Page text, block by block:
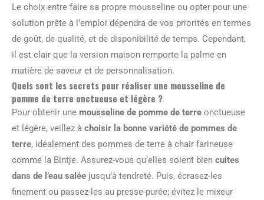
Le choix entre faire sa propre mousseline ou opter pour une
solution prête à l’emploi dépendra de vos priorités en termes
de goût, de qualité, et de disponibilité de temps. Cependant,
il est clair que la version maison remporte la palme en
matière de saveur et de personnalisation.
Quels sont les secrets pour réaliser une mousseline de
pomme de terre onctueuse et légère ?
Pour obtenir une mousseline de pomme de terre onctueuse
et légère, veillez à choisir la bonne variété de pommes de
terre, idéalement des pommes de terre à chair farineuse
comme la Bintje. Assurez-vous qu’elles soient bien cuites
dans de l’eau salée jusqu’à tendreté. Puis, écrasez-les
finement ou passez-les au presse-purée; évitez le mixeur